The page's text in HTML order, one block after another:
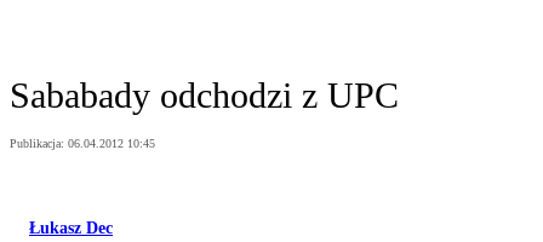
Sababady odchodzi z UPC
Publikacja: 06.04.2012 10:45
Łukasz Dec